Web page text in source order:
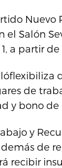
Nuevo
Salón
a partir
de
y bono de
y
de
recibir